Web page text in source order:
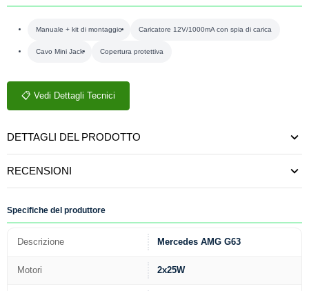
Manuale + kit di montaggio Caricatore 12V/1000mA con spia di carica
Cavo Mini Jack Copertura protettiva
📋 Vedi Dettagli Tecnici
DETTAGLI DEL PRODOTTO
RECENSIONI
Specifiche del produttore
Descrizione Mercedes AMG G63
Motori 2x25W